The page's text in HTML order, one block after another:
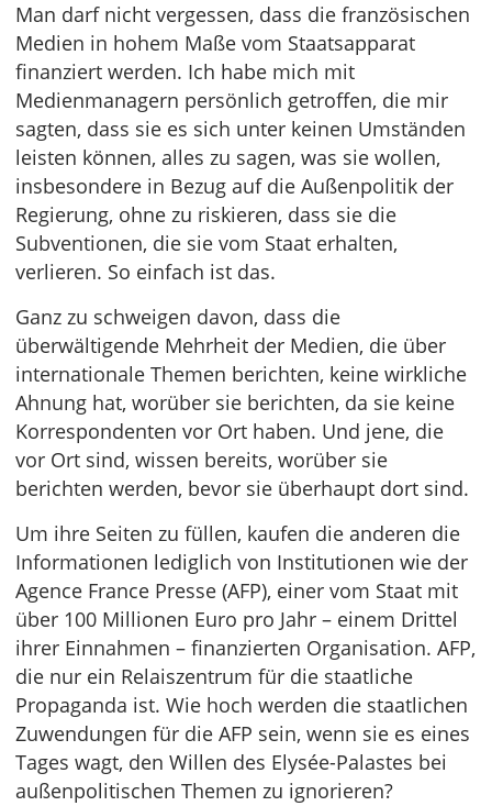
Man darf nicht vergessen, dass die französischen
Medien in hohem Maße vom Staatsapparat
finanziert werden. Ich habe mich mit
Medienmanagern persönlich getroffen, die mir
sagten, dass sie es sich unter keinen Umständen
leisten können, alles zu sagen, was sie wollen,
insbesondere in Bezug auf die Außenpolitik der
Regierung, ohne zu riskieren, dass sie die
Subventionen, die sie vom Staat erhalten,
verlieren. So einfach ist das.
Ganz zu schweigen davon, dass die
überwältigende Mehrheit der Medien, die über
internationale Themen berichten, keine wirkliche
Ahnung hat, worüber sie berichten, da sie keine
Korrespondenten vor Ort haben. Und jene, die
vor Ort sind, wissen bereits, worüber sie
berichten werden, bevor sie überhaupt dort sind.
Um ihre Seiten zu füllen, kaufen die anderen die
Informationen lediglich von Institutionen wie der
Agence France Presse (AFP), einer vom Staat mit
über 100 Millionen Euro pro Jahr – einem Drittel
ihrer Einnahmen – finanzierten Organisation. AFP,
die nur ein Relaiszentrum für die staatliche
Propaganda ist. Wie hoch werden die staatlichen
Zuwendungen für die AFP sein, wenn sie es eines
Tages wagt, den Willen des Elysée-Palastes bei
außenpolitischen Themen zu ignorieren?